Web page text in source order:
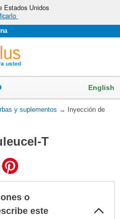
Estados Unidos
English
y suplementos → Inyección de
T
o
este